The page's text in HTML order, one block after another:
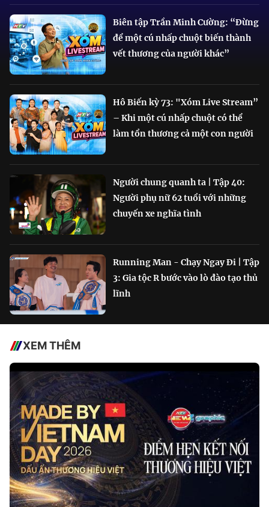
Biên tập Trần Minh Cường: “Đừng
để một cú nhấp chuột biến thành
vết thương của người khác”
Hô Biến kỳ 73: "Xóm Live Stream”
– Khi một cú nhấp chuột có thể
làm tổn thương cả một con người
Người chung quanh ta | Tập 40:
Người phụ nữ 62 tuổi với những
chuyến xe nghĩa tình
Running Man - Chạy Ngay Đi | Tập
3: Gia tộc R bước vào lò đào tạo thủ
lĩnh
XEM THÊM